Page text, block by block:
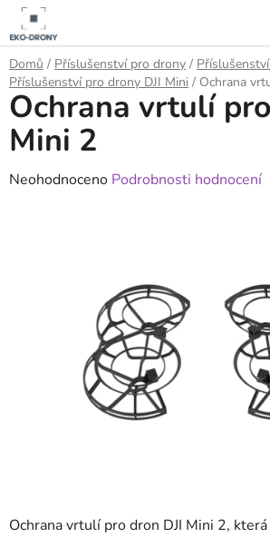
Přejít
obsah
Domů / Příslušenství pro drony /
Příslušenství pro drony DJI Mini / Ochrana
Ochrana vrtulí pro dron DJI Mini 2,
Ochrana vrtulí
Mini 2
Průměrné
Neohodnoceno Podrobnosti hodnocení